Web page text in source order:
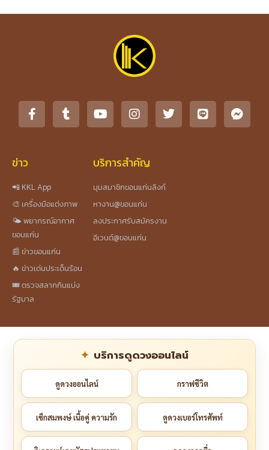
ข่าว
📲 KKL App
🎨 เครื่องมือแต่งภาพ
🌤️ พยากรณ์อากาศ
ขอนแก่น
📰 ข่าวขอนแก่น
🔥 ข่าวเด่นประเด็นร้อน
🎟️ ตรวจสลากกินแบ่ง
รัฐบาล
บริการสำคัญ
มุมสมาชิกขอนแก่นลิงก์
หางาน@ขอนแก่น
ลงประกาศรับสมัครงาน
อีเวนต์@ขอนแก่น
บริการดูดวงออนไลน์
ดูดวงออนไลน์ กราฟชีวิต
เช็กสมพงษ์ เนื้อคู่ ความรัก ดูดวงเบอร์โทรศัพท์